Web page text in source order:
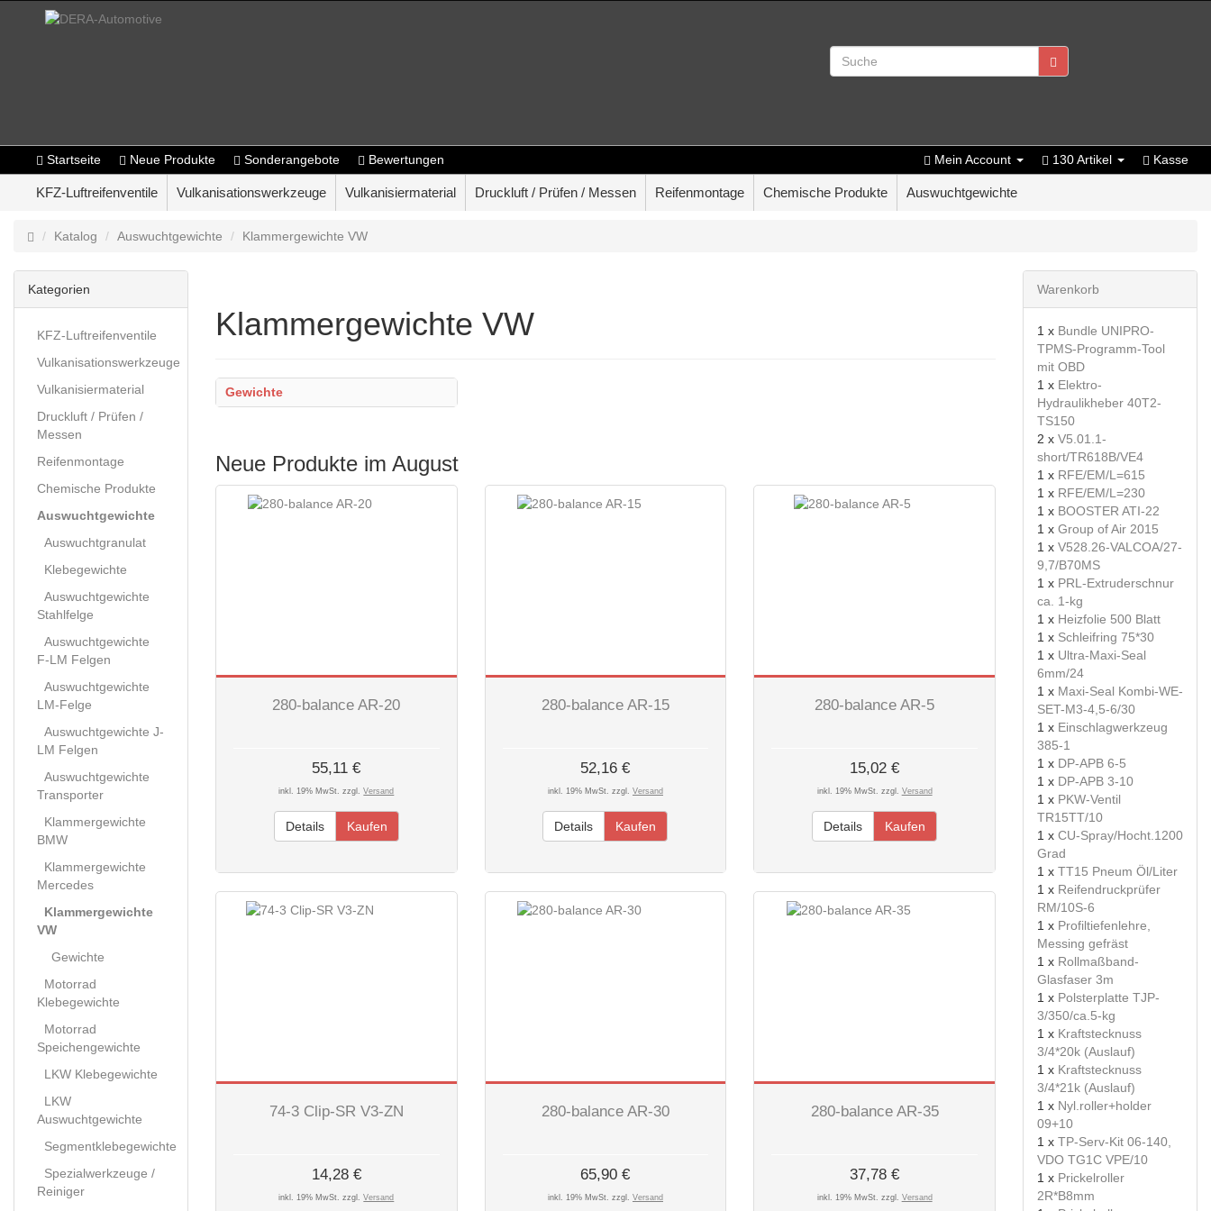
Startseite Neue Produkte Sonderangebote Bewertungen Mein Account 130 Artikel Kasse
KFZ-Luftreifenventile Vulkanisationswerkzeuge Vulkanisiermaterial Druckluft / Prüfen / Messen Reifenmontage Chemische Produkte Auswuchtgewichte
Katalog Auswuchtgewichte Klammergewichte VW
Klammergewichte VW
Gewichte
Neue Produkte im August
280-balance AR-20
55,11 €
inkl. 19% MwSt. zzgl.Versand
Details Kaufen
280-balance AR-15
52,16 €
inkl. 19% MwSt. zzgl. Versand
Details Kaufen
280-balance AR-5
15,02 €
inkl. 19% MwSt. zzgl. Versand
Details Kaufen
74-3 Clip-SR V3-ZN
14,28 €
inkl. 19% MwSt. zzgl.Versand
280-balance AR-30
65,90 €
inkl. 19% MwSt. zzgl. Versand
280-balance AR-35
37,78 €
inkl. 19% MwSt. zzgl. Versand
Kategorien
KFZ-Luftreifenventile
Vulkanisationswerkzeuge
Vulkanisiermaterial
Druckluft / Prüfen /
Messen
Reifenmontage
Chemische Produkte
Auswuchtgewichte
Auswuchtgranulat
Klebegewichte
Auswuchtgewichte
Stahlfelge
Auswuchtgewichte
F-LM Felgen
Auswuchtgewichte
LM-Felge
Auswuchtgewichte J-
LM Felgen
Auswuchtgewichte
Transporter
Klammergewichte
BMW
Klammergewichte
Mercedes
Klammergewichte
VW
Gewichte
Motorrad
Klebegewichte
Motorrad
Speichengewichte
LKW Klebegewichte
LKW
Auswuchtgewichte
Segmentklebegewichte
Spezialwerkzeuge /
Reiniger
Warenkorb
1 x Bundle UNIPRO-
TPMS-Programm-Tool
mit OBD
1 x Elektro-
Hydraulikheber 40T2-
TS150
2 x V5.01.1-
short/TR618B/VE4
1 x RFE/EM/L=615
1 x RFE/EM/L=230
1 x BOOSTER ATI-22
1 x Group of Air 2015
1 x V528.26-VALCOA/27-
9,7/B70MS
1 x PRL-Extruderschnur
ca. 1-kg
1 x Heizfolie 500 Blatt
1 x Schleifring 75*30
1 x Ultra-Maxi-Seal
6mm/24
1 x Maxi-Seal Kombi-WE-
SET-M3-4,5-6/30
1 x Einschlagwerkzeug
385-1
1 x DP-APB 6-5
1 x DP-APB 3-10
1 x PKW-Ventil
TR15TT/10
1 x CU-Spray/Hocht.1200
Grad
1 x TT15 Pneum Öl/Liter
1 x Reifendruckprüfer
RM/10S-6
1 x Profiltiefenlehre,
Messing gefräst
1 x Rollmaßband-
Glasfaser 3m
1 x Polsterplatte TJP-
3/350/ca.5-kg
1 x Kraftstecknuss
3/4*20k (Auslauf)
1 x Kraftstecknuss
3/4*21k (Auslauf)
1 x Nyl.roller+holder
09+10
1 x TP-Serv-Kit 06-140,
VDO TG1C VPE/10
1 x Prickelroller
2R*B8mm